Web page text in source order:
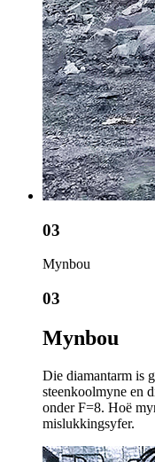
03
Mynbou
03
Mynbou
Die diamantarm is
steenkoolmyne en
onder F=8. Hoë
mislukkingsyfer.